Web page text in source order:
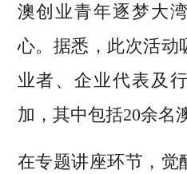
澳创业青年逐梦大
心。据悉，此次活动
业者、企业代表及
加，其中包括20余名
在专题讲座环节，觉